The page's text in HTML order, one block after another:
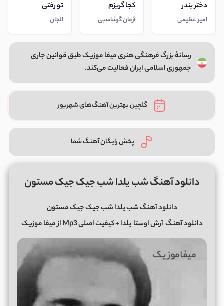
دختر بندر
امیر عظیمی
کجا گریزم
آرمان گرشاسبی
تو رفتی
الجان
رسانهٔ بزرگ فرهنگی هنری میفا موزیک طبق قوانین جاری
جمهوری اسلامی ایران فعالیت می‌کند.
گلچین بهترین آهنگ‌های شهریور
پخش رایگان آهنگ شما
دانلود آهنگ شب یلدا شب جیک جیک مستون
دانلود آهنگ شب یلدا شب جیک جیک مستون
دانلود آهنگآرش اوستا یلدا + کیفیت اصلی Mp3 از میفا موزیک